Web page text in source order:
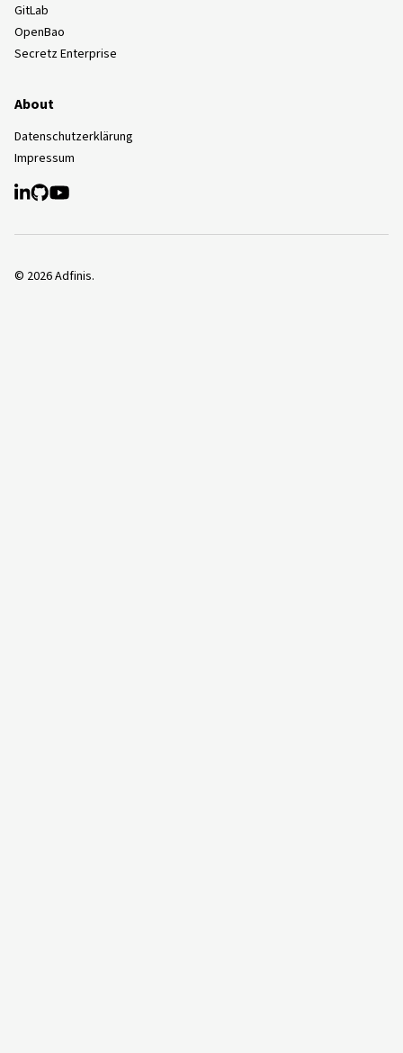
GitLab
OpenBao
Secretz Enterprise
About
Datenschutzerklärung
Impressum
© 2026Adfinis.